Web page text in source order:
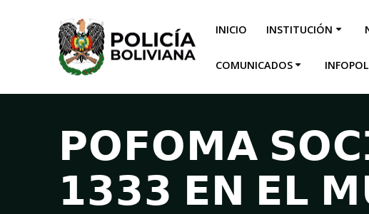
INICIO INSTITUCIÓN
COMUNICADOS INFOPOL
𝗣𝗢𝗙𝗢𝗠𝗔
𝟭𝟯𝟯𝟯 𝗘𝗡 𝗘𝗟